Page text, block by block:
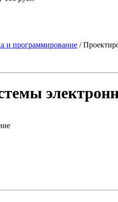
и программирование /